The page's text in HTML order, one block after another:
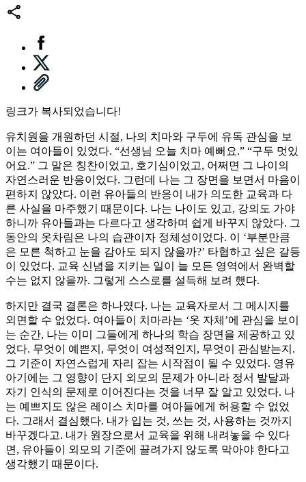
링크가 복사되었습니다!
유치원을 개원하던 시절, 나의 치마와 구두에 유독 관심을 보
이는 여아들이 있었다. “선생님 오늘 치마 예뻐요.” “구두 멋있
어요.” 그 말은 칭찬이었고, 호기심이었고, 어쩌면 그 나이의
자연스러운 반응이었다. 그런데 나는 그 장면을 보면서 마음이
편하지 않았다. 이런 유아들의 반응이 내가 의도한 교육과 다
른 사실을 마주했기 때문이다. 나는 나이도 있고, 강의도 가야
하니까 유아들과는 다르다고 생각하며 쉽게 바꾸지 않았다. 그
동안의 옷차림은 나의 습관이자 정체성이었다. 이 ‘부분만큼
은 모른 척하고 눈을 감아도 되지 않을까?’ 타협하고 싶은 갈등
이 있었다. 교육 신념을 지키는 일이 늘 모든 영역에서 완벽할
수는 없지 않을까. 그렇게 스스로를 설득해 보려 했다.
하지만 결국 결론은 하나였다. 나는 교육자로서 그 메시지를
외면할 수 없었다. 여아들이 치마라는 ‘옷 자체’에 관심을 보이
는 순간, 나는 이미 그들에게 하나의 학습 장면을 제공하고 있
었다. 무엇이 예쁜지, 무엇이 여성적인지, 무엇이 관심받는지.
그 기준이 자연스럽게 자리 잡는 시작점이 될 수 있었다. 영유
아기에는 그 영향이 단지 외모의 문제가 아니라 정서 발달과
자기 인식의 문제로 이어진다는 것을 너무 잘 알고 있었다. 나
는 예쁘지도 않은 레이스 치마를 여아들에게 허용할 수 없었
다. 그래서 결심했다. 내가 입는 것, 쓰는 것, 사용하는 것까지
바꾸겠다고. 내가 원장으로서 교육을 위해 내려놓을 수 있다
면, 유아들이 외모의 기준에 끌려가지 않도록 막아야 한다고
생각했기 때문이다.